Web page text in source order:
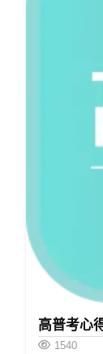
高普考心
1540